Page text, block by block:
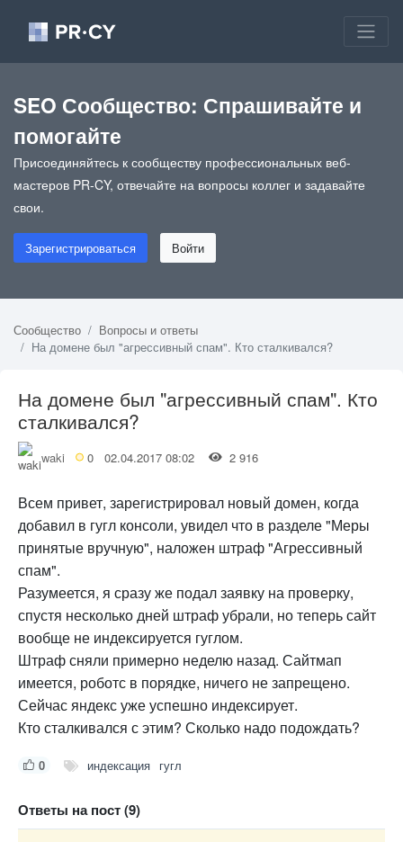
SEO Сообщество: Спрашивайте и
помогайте
Присоединяйтесь к сообществу профессиональных веб-
мастеров PR-CY, отвечайте на вопросы коллег и задавайте
свои.
Зарегистрироваться Войти
Сообщество
Вопросы и ответы
На домене был "агрессивный спам". Кто сталкивался?
На домене был "агрессивный спам". Кто
сталкивался?
waki 0 02.04.2017 08:02 2 916
Всем привет, зарегистрировал новый домен, когда
добавил в гугл консоли, увидел что в разделе "Меры
принятые вручную", наложен штраф "Агрессивный
спам".
Разумеется, я сразу же подал заявку на проверку,
спустя несколько дней штраф убрали, но теперь сайт
вообще не индексируется гуглом.
Штраф сняли примерно неделю назад. Сайтмап
имеется, роботс в порядке, ничего не запрещено.
Сейчас яндекс уже успешно индексирует.
Кто сталкивался с этим? Сколько надо подождать?
0 индексация гугл
Ответы на пост (9)